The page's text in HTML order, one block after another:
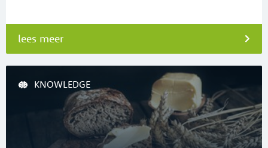
lees meer
KNOWLEDGE